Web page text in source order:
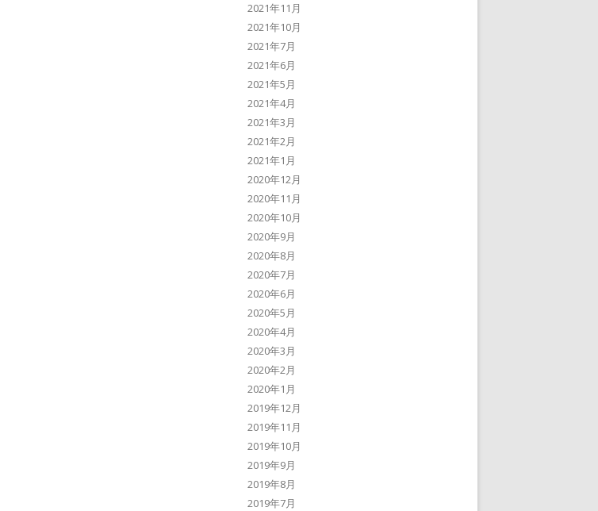
2021年11月
2021年10月
2021年7月
2021年6月
2021年5月
2021年4月
2021年3月
2021年2月
2021年1月
2020年12月
2020年11月
2020年10月
2020年9月
2020年8月
2020年7月
2020年6月
2020年5月
2020年4月
2020年3月
2020年2月
2020年1月
2019年12月
2019年11月
2019年10月
2019年9月
2019年8月
2019年7月